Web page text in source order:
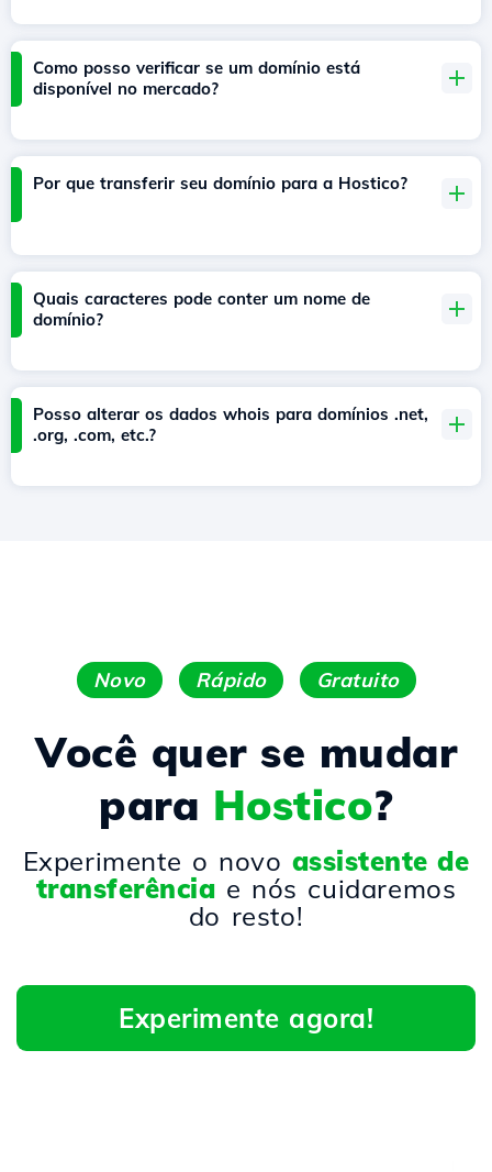
Como posso verificar se um domínio está
disponível no mercado?
Por que transferir seu domínio para a Hostico?
Quais caracteres pode conter um nome de
domínio?
Posso alterar os dados whois para domínios .net,
.org, .com, etc.?
Novo Rápido Gratuito
Você quer se mudar
para Hostico?
Experimente o novo assistente de
transferência e nós cuidaremos
do resto!
Experimente agora!